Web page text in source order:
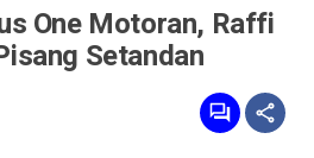
One Motoran, Raffi
Setandan